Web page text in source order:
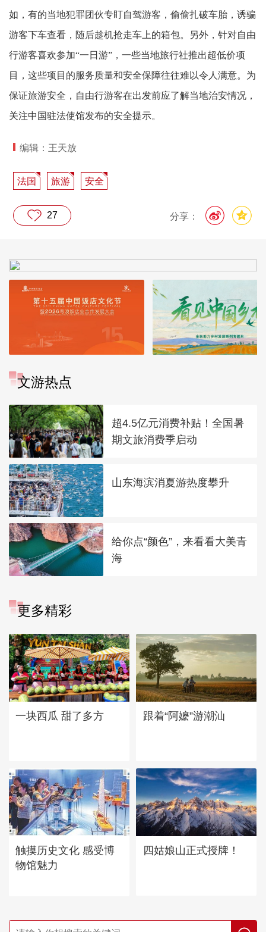
如，有的当地犯罪团伙专盯自驾游客，偷偷扎破车胎，诱骗
游客下车查看，随后趁机抢走车上的箱包。另外，针对自由
行游客喜欢参加“一日游”，一些当地旅行社推出超低价项
目，这些项目的服务质量和安全保障往往难以令人满意。为
保证旅游安全，自由行游客在出发前应了解当地治安情况，
关注中国驻法使馆发布的安全提示。
编辑：王天放
法国 旅游 安全
分享：
27
文游热点
超4.5亿元消费补贴！全国暑
期文旅消费季启动
山东海滨消夏游热度攀升
给你点“颜色”，来看看大美青
海
更多精彩
一块西瓜 甜了多方 跟着“阿嬷”游潮汕
触摸历史文化 感受博
物馆魅力
四姑娘山正式授牌！